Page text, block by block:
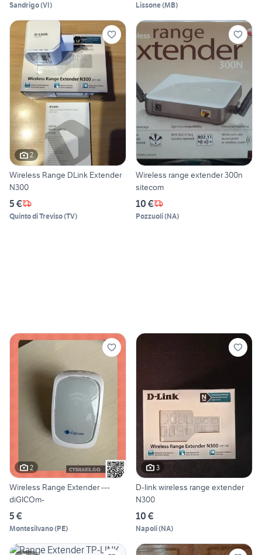
Sandrigo(VI) Lissone(MB)
2
Wireless Range DLink Extender
N300
5 €
Quinto di Treviso(TV)
Wireless range extender 300n
sitecom
10 €
Pozzuoli(NA)
2
Wireless Range Extender ---
diGICOm-
5 €
Montesilvano(PE)
3
D-link wireless range extender
N300
10 €
Napoli(NA)